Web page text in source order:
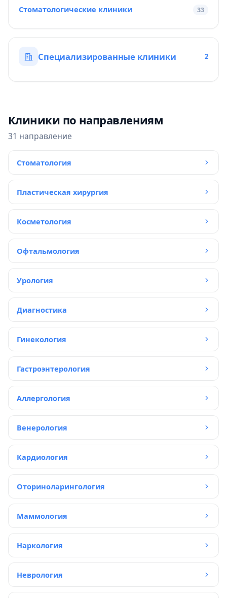
Стоматологические клиники 33
Специализированные клиники 2
Клиники по направлениям
31 направление
Стоматология
Пластическая хирургия
Косметология
Офтальмология
Урология
Диагностика
Гинекология
Гастроэнтерология
Аллергология
Венерология
Кардиология
Оториноларингология
Маммология
Наркология
Неврология